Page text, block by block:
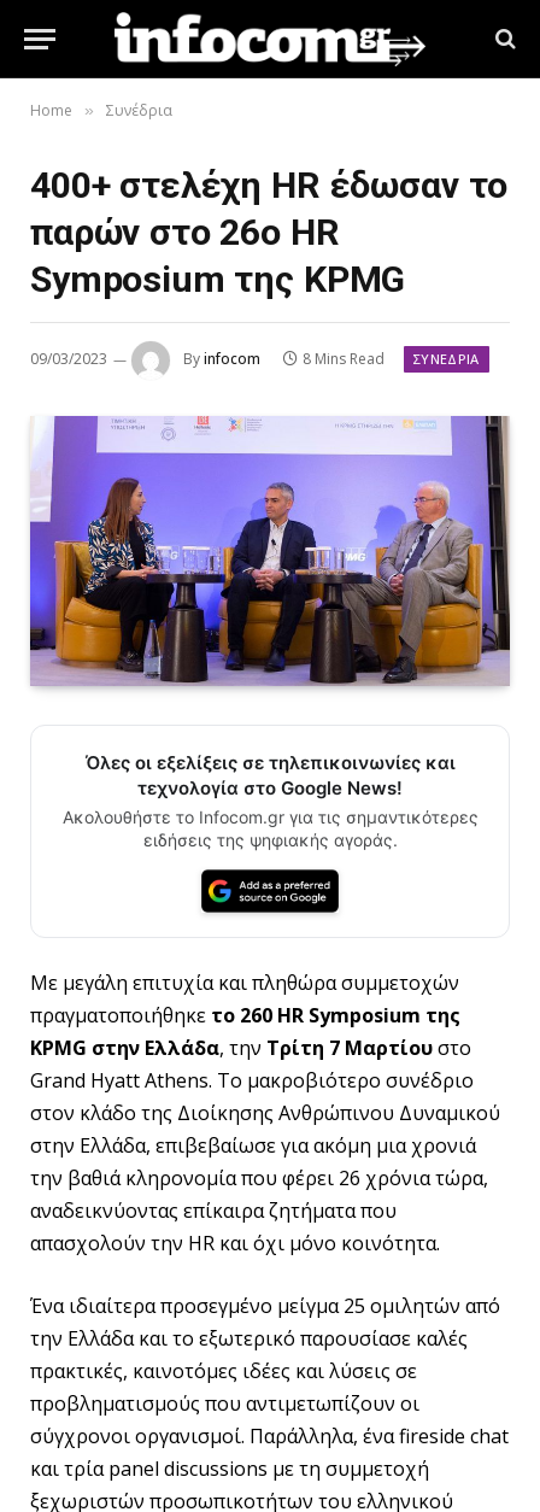
Home » Συνέδρια
400+ στελέχη HR έδωσαν το
παρών στο 26ο HR
Symposium της KPMG
09/03/2023 Byinfocom 8 Mins Read ΣΥΝΈΔΡΙΑ
Όλες οι εξελίξεις σε τηλεπικοινωνίες και
τεχνολογία στο Google News!
Ακολουθήστε το Infocom.gr για τις σημαντικότερες
ειδήσεις της ψηφιακής αγοράς.
Με μεγάλη επιτυχία και πληθώρα συμμετοχών
πραγματοποιήθηκε το 260 HR Symposium της
KPMG στην Ελλάδα, την Τρίτη 7 Μαρτίουστο
Grand Hyatt Athens. Το μακροβιότερο συνέδριο
στον κλάδο της Διοίκησης Ανθρώπινου Δυναμικού
στην Ελλάδα, επιβεβαίωσε για ακόμη μια χρονιά
την βαθιά κληρονομία που φέρει 26 χρόνια τώρα,
αναδεικνύοντας επίκαιρα ζητήματα που
απασχολούν την HR και όχι μόνο κοινότητα.
Ένα ιδιαίτερα προσεγμένο μείγμα 25 ομιλητών από
την Ελλάδα και το εξωτερικό παρουσίασε καλές
πρακτικές, καινοτόμες ιδέες και λύσεις σε
προβληματισμούς που αντιμετωπίζουν οι
σύγχρονοι οργανισμοί. Παράλληλα, ένα fireside chat
και τρία panel discussions με τη συμμετοχή
ξεχωριστών προσωπικοτήτων του ελληνικού